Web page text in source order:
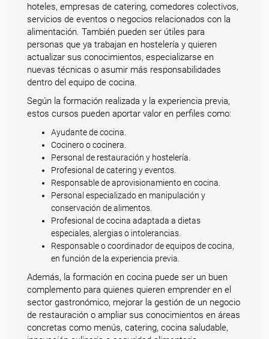
hoteles, empresas de catering, comedores colectivos,
servicios de eventos o negocios relacionados con la
alimentación. También pueden ser útiles para
personas que ya trabajan en hostelería y quieren
actualizar sus conocimientos, especializarse en
nuevas técnicas o asumir más responsabilidades
dentro del equipo de cocina.
Según la formación realizada y la experiencia previa,
estos cursos pueden aportar valor en perfiles como:
Ayudante de cocina.
Cocinero o cocinera.
Personal de restauración y hostelería.
Profesional de catering y eventos.
Responsable de aprovisionamiento en cocina.
Personal especializado en manipulación y
conservación de alimentos.
Profesional de cocina adaptada a dietas
especiales, alergias o intolerancias.
Responsable o coordinador de equipos de cocina,
en función de la experiencia previa.
Además, la formación en cocina puede ser un buen
complemento para quienes quieren emprender en el
sector gastronómico, mejorar la gestión de un negocio
de restauración o ampliar sus conocimientos en áreas
concretas como menús, catering, cocina saludable,